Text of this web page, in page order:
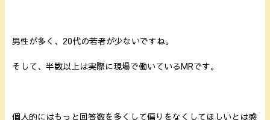
男性が多く、20代の若者が少ないですね。
そして、半数以上は実際に現場で働いているMRです。
個人的にはもっと回答数を多くして偏りをなくしてほしいとは感